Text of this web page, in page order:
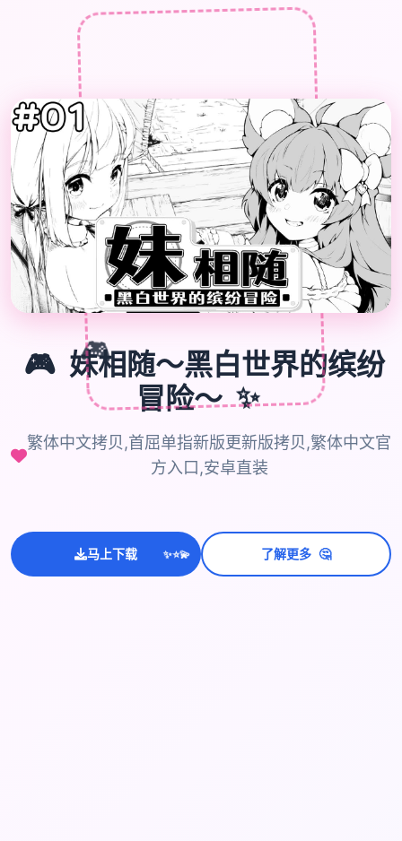
🎮
🎮 妹相随～黑白世界的缤纷
冒险～ ✨
繁体中文拷贝,首屈单指新版更新版拷贝,繁体中文官
方入口,安卓直装
马上下载 ✨⭐💫 了解更多 🤔